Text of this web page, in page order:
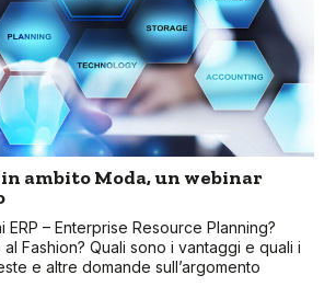
in ambito Moda, un webinar
ERP – Enterprise Resource Planning?
Fashion? Quali sono i vantaggi e quali i
e altre domande sull’argomento